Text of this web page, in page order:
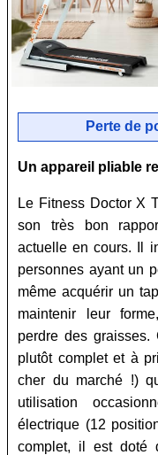
Perte de
Un appareil pliable
Le Fitness Doctor X
son très bon
actuelle en cours. Il
personnes ayant un
même acquérir un
maintenir leur
perdre des
plutôt complet et à
cher du marché !)
utilisation
électrique (12
complet, il est doté